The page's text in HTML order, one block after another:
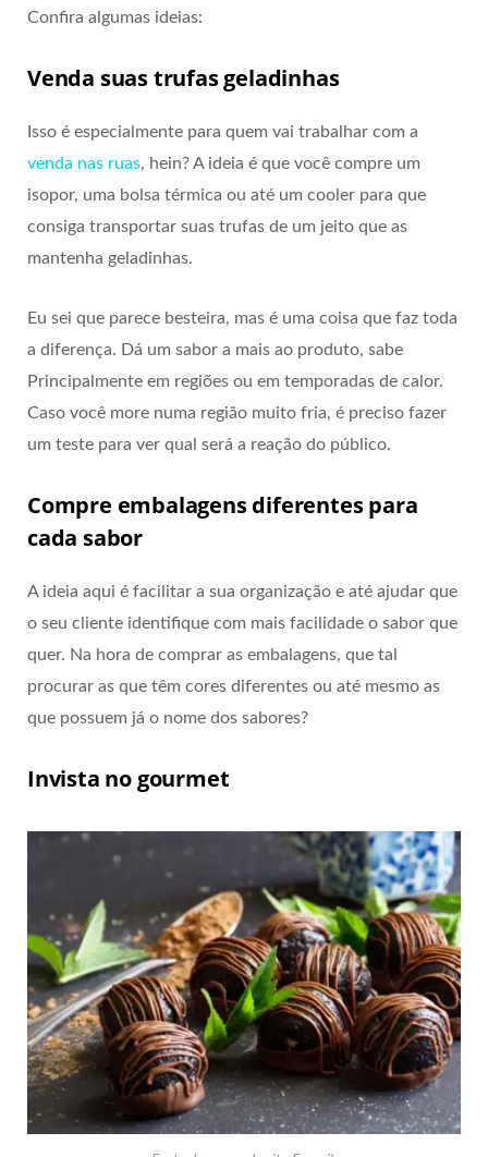
Confira algumas ideias:
Venda suas trufas geladinhas
Isso é especialmente para quem vai trabalhar com a
venda nas ruas, hein? A ideia é que você compre um
isopor, uma bolsa térmica ou até um cooler para que
consiga transportar suas trufas de um jeito que as
mantenha geladinhas.
Eu sei que parece besteira, mas é uma coisa que faz toda
a diferença. Dá um sabor a mais ao produto, sabe
Principalmente em regiões ou em temporadas de calor.
Caso você more numa região muito fria, é preciso fazer
um teste para ver qual será a reação do público.
Compre embalagens diferentes para
cada sabor
A ideia aqui é facilitar a sua organização e até ajudar que
o seu cliente identifique com mais facilidade o sabor que
quer. Na hora de comprar as embalagens, que tal
procurar as que têm cores diferentes ou até mesmo as
que possuem já o nome dos sabores?
Invista no gourmet